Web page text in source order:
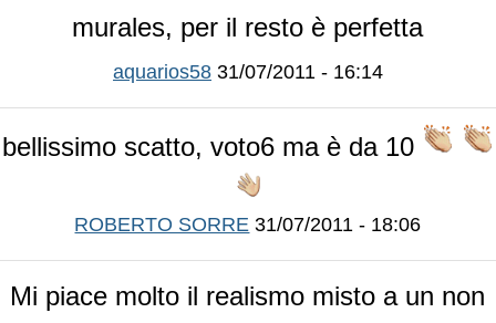
murales, per il resto è perfetta
aquarios58 31/07/2011 - 16:14
bellissimo scatto, voto6 ma è da 10
ROBERTO SORRE 31/07/2011 - 18:06
Mi piace molto il realismo misto a un non